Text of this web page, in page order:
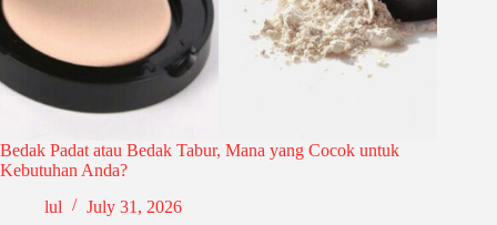
Bedak Padat atau Bedak Tabur, Mana yang Cocok untuk
Kebutuhan Anda?
lul
July 31, 2026